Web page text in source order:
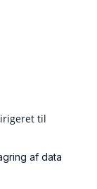
til
af data